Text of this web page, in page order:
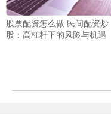
股票配资怎么做 民间配资炒
股：高杠杆下的风险与机遇